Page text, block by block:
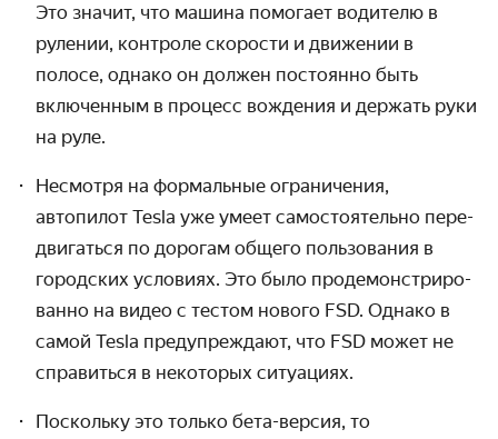
Это значит, что машина помогает водителю в
рулении, контроле скорости и движении в
полосе, однако он должен постоянно быть
включенным в процесс вождения и держать руки
на руле.
Несмотря на формальные ограничения,
автопилот Tesla уже умеет само­стоятельно пере­
двигаться по дорогам общего пользования в
городских условиях. Это было продемон­стриро­
ванно на видео с тестом нового FSD. Однако в
самой Tesla предупреждают, что FSD может не
справиться в некоторых ситуациях.
Поскольку это только бета-версия, то